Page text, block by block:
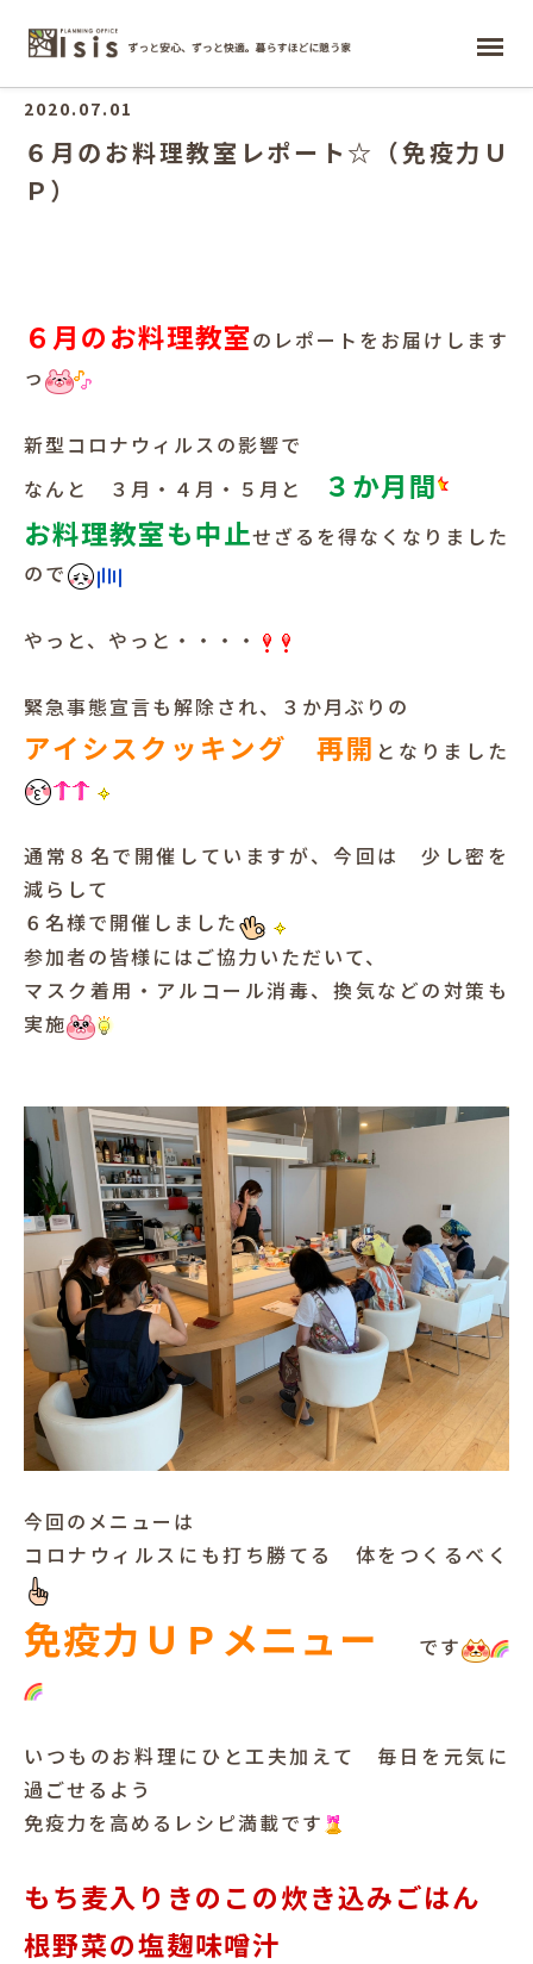
ホーム
2020.07.01
６月のお料理教室レポート☆（免疫力Ｕ
Ｐ）
６月のお料理教室のレポートをお届けします
っ
新型コロナウィルスの影響で
なんと ３月・４月・５月と
３か月間
お料理教室も中止せざるを得なくなりました
ので
やっと、やっと・・・・
緊急事態宣言も解除され、３か月ぶりの
アイシスクッキング 再開 となりました
通常８名で開催していますが、今回は 少し密を
減らして
６名様で開催しました
参加者の皆様にはご協力いただいて、
マスク着用・アルコール消毒、換気などの対策も
実施
今回のメニューは
コロナウィルスにも打ち勝てる 体をつくるべく
免疫力ＵＰメニュー です
いつものお料理にひと工夫加えて 毎日を元気に
過ごせるよう
免疫力を高めるレシピ満載です
もち麦入りきのこの炊き込みごはん
根野菜の塩麹味噌汁